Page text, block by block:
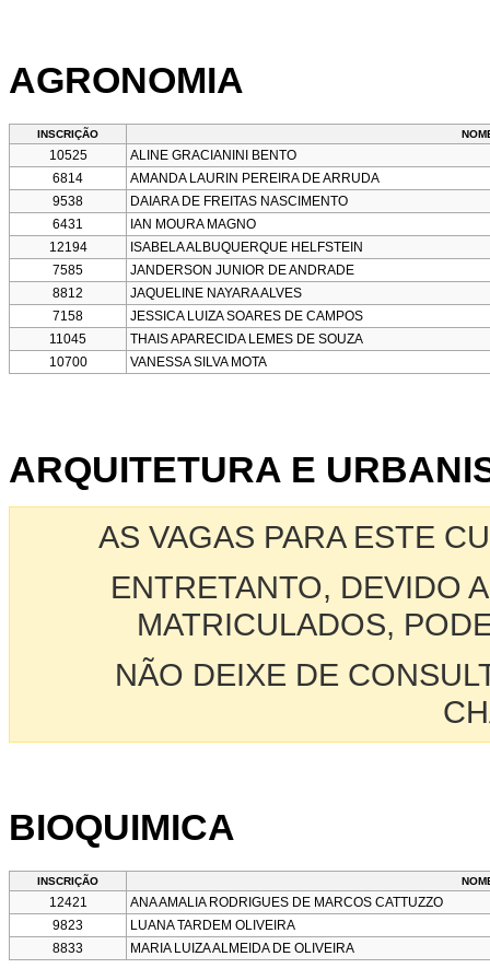
AGRONOMIA
INSCRIÇÃO
10525
ALINE GRACIANINI BENTO
6814
AMANDA LAURIN PEREIRA DE ARRUDA
9538
DAIARA DE FREITAS NASCIMENTO
6431
IAN MOURA MAGNO
12194
ISABELA ALBUQUERQUE HELFSTEIN
7585
JANDERSON JUNIOR DE ANDRADE
8812
JAQUELINE NAYARA ALVES
7158
JESSICA LUIZA SOARES DE CAMPOS
11045
THAIS APARECIDA LEMES DE SOUZA
10700
VANESSA SILVA MOTA
ARQUITETURA E
AS VAGAS PARA ESTE
ENTRETANTO, DEVIDO
MATRICULADOS,
NÃO DEIXE DE
BIOQUIMICA
INSCRIÇÃO
12421
ANA AMALIA RODRIGUES DE MARCOS CATTUZZO
9823
LUANA TARDEM OLIVEIRA
8833
MARIA LUIZA ALMEIDA DE OLIVEIRA